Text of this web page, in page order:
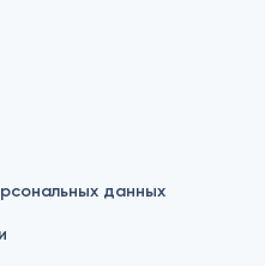
данных